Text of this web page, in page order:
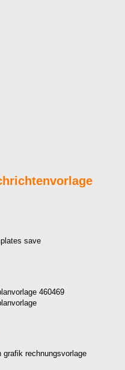
save
460469
rechnungsvorlage